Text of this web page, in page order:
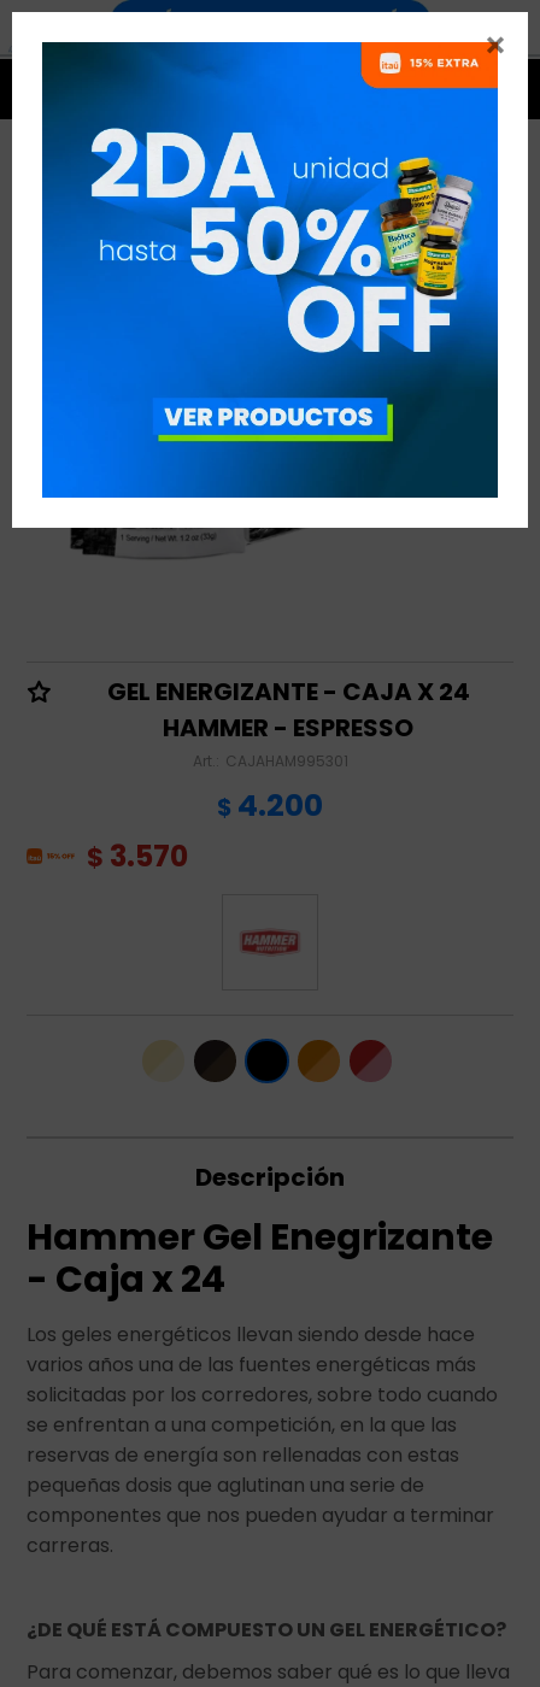

GEL ENERGIZANTE - CAJA X 24
HAMMER - ESPRESSO
CAJAHAM995301
$ 4.200
$ 3.570
Descripción
Hammer Gel Enegrizante
- Caja x 24
Los geles energéticos llevan siendo desde hace
varios años una de las fuentes energéticas más
solicitadas por los corredores, sobre todo cuando
se enfrentan a una competición, en la que las
reservas de energía son rellenadas con estas
pequeñas dosis que aglutinan una serie de
componentes que nos pueden ayudar a terminar
carreras.
¿DE QUÉ ESTÁ COMPUESTO UN GEL ENERGÉTICO?
Para comenzar, debemos saber qué es lo que lleva